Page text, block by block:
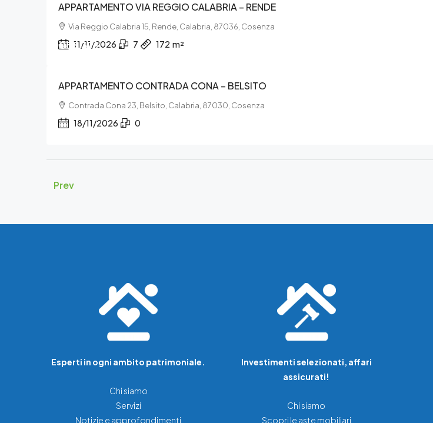
APPARTAMENTO VIA REGGIO CALABRIA – RENDE
Via Reggio Calabria 15, Rende, Calabria, 87036, Cosenza
11/11/2026 7 172 m²
€56.376
APPARTAMENTO CONTRADA CONA – BELSITO
Contrada Cona 23, Belsito, Calabria, 87030, Cosenza
18/11/2026 0
Prev
Esperti in ogni ambito patrimoniale.
Chi siamo
Servizi
Notizie e approfondimenti
Investimenti selezionati, affari
assicurati!
Chi siamo
Scopri le aste mobiliari